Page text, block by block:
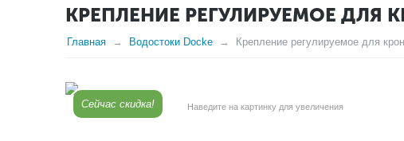
КРЕПЛЕНИЕ РЕГУЛИРУЕМОЕ
Главная Водостоки Docke Крепление регулируемое для
Сейчас скидка! Наведите на картинку для увеличения